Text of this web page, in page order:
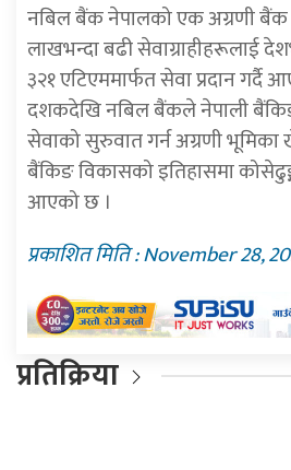
नबिल बैंक नेपालको एक अग्रणी बैंक
लाखभन्दा बढी सेवाग्राहीहरूलाई
३२१ एटिएममार्फत सेवा प्रदान गर्दै
दशकदेखि नबिल बैंकले नेपाली बैंकिङ
सेवाको सुरुवात गर्न अग्रणी
बैंकिङ विकासको इतिहासमा
आएको छ ।
प्रकाशित मिति : November 28,
प्रतिक्रिया